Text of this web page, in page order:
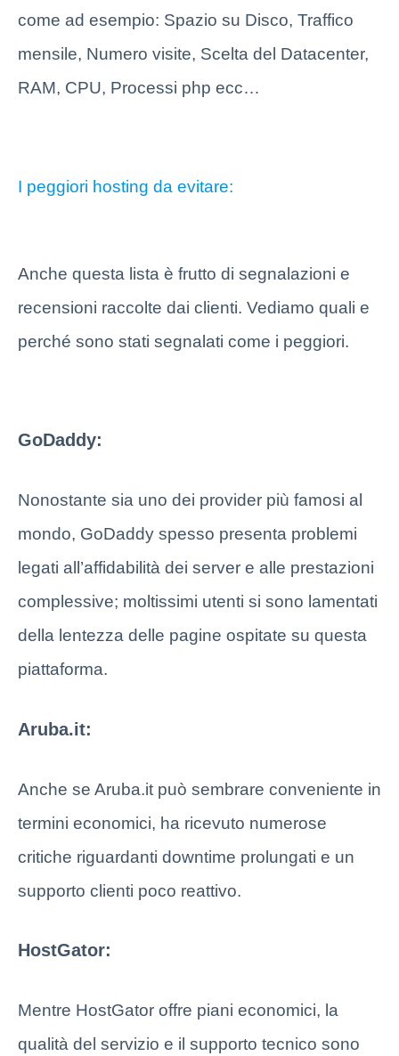
come ad esempio: Spazio su Disco, Traffico
mensile, Numero visite, Scelta del Datacenter,
RAM, CPU, Processi php ecc…
I peggiori hosting da evitare:
Anche questa lista è frutto di segnalazioni e
recensioni raccolte dai clienti. Vediamo quali e
perché sono stati segnalati come i peggiori.
GoDaddy:
Nonostante sia uno dei provider più famosi al
mondo, GoDaddy spesso presenta problemi
legati all’affidabilità dei server e alle prestazioni
complessive; moltissimi utenti si sono lamentati
della lentezza delle pagine ospitate su questa
piattaforma.
Aruba.it:
Anche se Aruba.it può sembrare conveniente in
termini economici, ha ricevuto numerose
critiche riguardanti downtime prolungati e un
supporto clienti poco reattivo.
HostGator:
Mentre HostGator offre piani economici, la
qualità del servizio e il supporto tecnico sono